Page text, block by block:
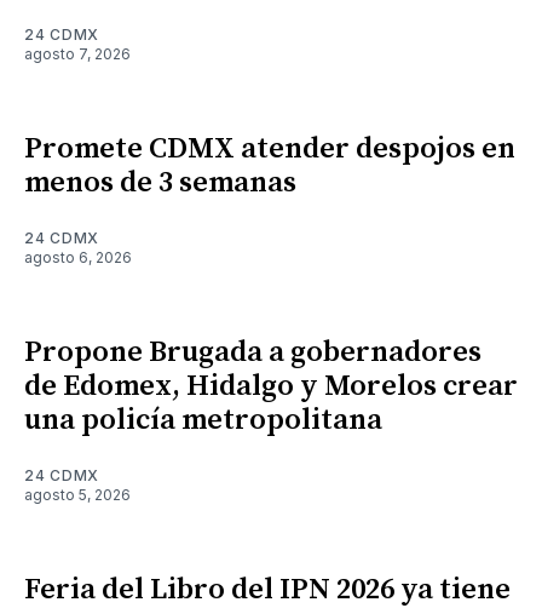
24 CDMX
agosto 7, 2026
Promete CDMX atender despojos en
menos de 3 semanas
24 CDMX
agosto 6, 2026
Propone Brugada a gobernadores
de Edomex, Hidalgo y Morelos crear
una policía metropolitana
24 CDMX
agosto 5, 2026
Feria del Libro del IPN 2026 ya tiene